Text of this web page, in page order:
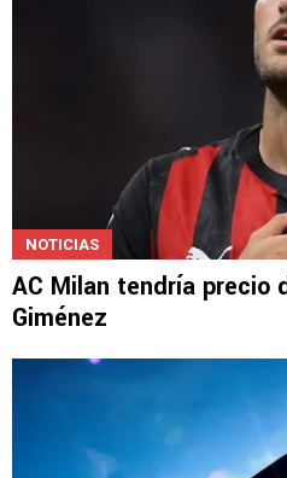
NOTICIAS
AC Milan tendría precio
Giménez